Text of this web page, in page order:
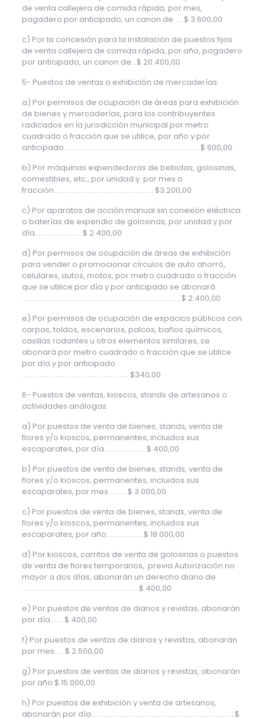
de venta callejera de comida rápida, por mes,
pagadero por anticipado, un canon de …. $ 3.600,00
c) Por la concesión para la instalación de puestos fijos
de venta callejera de comida rápida, por año, pagadero
por anticipado, un canon de…$ 20.400,00
5- Puestos de ventas o exhibición de mercaderías:
a) Por permisos de ocupación de áreas para exhibición
de bienes y mercaderías, para los contribuyentes
radicados en la jurisdicción municipal por metro
cuadrado o fracción que se utilice, por año y por
anticipado …………………………………………………………..……..$ 600,00
b) Por máquinas expendedoras de bebidas, golosinas,
comestibles, etc., por unidad y por mes o
fracción……………………………………………….. $3.200,00
c) Por aparatos de acción manual sin conexión eléctrica
o baterías de expendio de golosinas, por unidad y por
día……………….……..$ 2.400,00
d) Por permisos de ocupación de áreas de exhibición
para vender o promocionar círculos de auto ahorró,
celulares, autos, motos, por metro cuadrado o fracción
que se utilice por día y por anticipado se abonará
………………………………………………………………………………$ 2.400,00
e) Por permisos de ocupación de espacios públicos con
carpas, toldos, escenarios, palcos, baños químicos,
casillas rodantes u otros elementos similares, se
abonará por metro cuadrado o fracción que se utilice
por día y por anticipado
…………………………………………………….$340,00
6- Puestos de ventas, kioscos, stands de artesanos o
actividades análogas.
a) Por puestos de venta de bienes, stands, venta de
flores y/o kioscos, permanentes, incluidos sus
escaparates, por día……………………$ 400,00
b) Por puestos de venta de bienes, stands, venta de
flores y/o kioscos, permanentes, incluidos sus
escaparates, por mes …..…..$ 3.000,00
c) Por puestos de venta de bienes, stands, venta de
flores y/o kioscos, permanentes, incluidos sus
escaparates, por año…………………$ 18.000,00
d) Por kioscos, carritos de venta de golosinas o puestos
de venta de flores temporarios, previa Autorización no
mayor a dos días, abonarán un derecho diario de
……………………………………………………..….$ 400,00
e) Por puestos de ventas de diarios y revistas, abonarán
por día……..$ 400,00
f) Por puestos de ventas de diarios y revistas, abonarán
por mes……$ 2.500,00
g) Por puestos de ventas de diarios y revistas, abonarán
por año $ 15.000,00
h) Por puestos de exhibición y venta de artesanos,
abonarán por día ……………………………………………………………………..$